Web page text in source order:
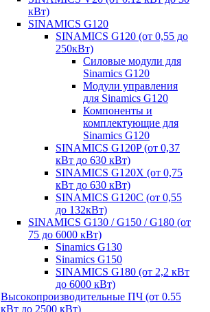
кВт)
SINAMICS G120
SINAMICS G120 (от 0,55 до
250кВт)
Силовые модули для
Sinamics G120
Модули управления
для Sinamics G120
Компоненты и
комплектующие для
Sinamics G120
SINAMICS G120P (от 0,37
кВт до 630 кВт)
SINAMICS G120X (от 0,75
кВт до 630 кВт)
SINAMICS G120C (от 0,55
до 132кВт)
SINAMICS G130 / G150 / G180 (от
75 до 6000 кВт)
Sinamics G130
Sinamics G150
SINAMICS G180 (от 2,2 кВт
до 6000 кВт)
Высокопроизводительные ПЧ (от 0.55
кВт до 2500 кВт)